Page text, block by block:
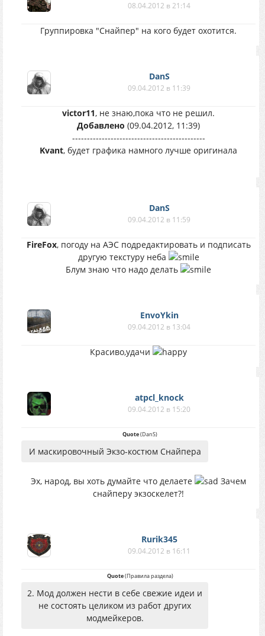
08.04.2012 в 21:14
Группировка "Снайпер" на кого будет охотится.
DanS
09.04.2012 в 11:39
victor11, не знаю,пока что не решил.
Добавлено (09.04.2012, 11:39)
---------------------------------------------
Kvant, будет графика намного лучше оригинала
DanS
09.04.2012 в 11:59
FireFox, погоду на АЭС подредактировать и подписать
другую текстуру неба
Блум знаю что надо делать
EnvoYkin
09.04.2012 в 13:04
Красиво,удачи
atpcl_knock
09.04.2012 в 15:20
Quote(DanS)
И маскировочный Экзо-костюм Снайпера
Эх, народ, вы хоть думайте что делаете
Зачем
снайперу экзоскелет?!
Rurik345
09.04.2012 в 16:11
Quote(Правила раздела)
2. Мод должен нести в себе свежие идеи и
не состоять целиком из работ других
модмейкеров.